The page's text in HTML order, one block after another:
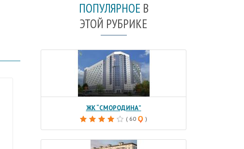
ПОПУЛЯРНОЕ В
ЭТОЙ РУБРИКЕ
ЖК “СМОРОДИНА”
( 60 )